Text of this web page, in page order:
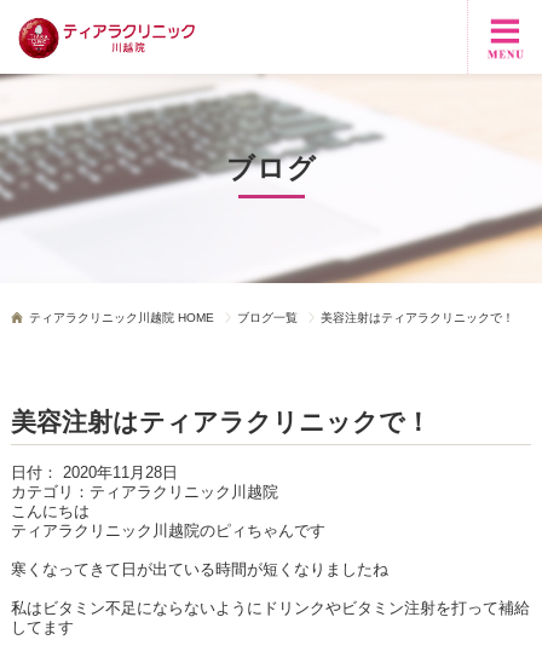
ブログ
ティアラクリニック川越院 HOME ブログ一覧 美容注射はティアラクリニックで！
美容注射はティアラクリニックで！
日付： 2020年11月28日
カテゴリ： ティアラクリニック川越院
こんにちは
ティアラクリニック川越院のピィちゃんです
寒くなってきて日が出ている時間が短くなりましたね
私はビタミン不足にならないようにドリンクやビタミン注射を打って補給
してます